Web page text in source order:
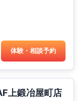
体験・相談予約
上鍛冶屋町店